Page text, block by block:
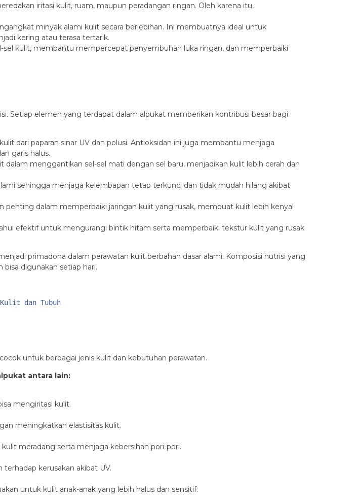
iritasi kulit, ruam, maupun peradangan ringan. Oleh karena itu,
minyak alami kulit secara berlebihan. Ini membuatnya ideal untuk
kering atau terasa tertarik.
kulit, membantu mempercepat penyembuhan luka ringan, dan memperbaiki
Setiap elemen yang terdapat dalam alpukat memberikan kontribusi besar bagi
dari paparan sinar UV dan polusi. Antioksidan ini juga membantu menjaga
garis halus.
menggantikan sel-sel mati dengan sel baru, menjadikan kulit lebih cerah dan
sehingga menjaga kelembapan tetap terkunci dan tidak mudah hilang akibat
penting dalam memperbaiki jaringan kulit yang rusak, membuat kulit lebih kenyal
efektif untuk mengurangi bintik hitam serta memperbaiki tekstur kulit yang rusak
primadona dalam perawatan kulit berbahan dasar alami. Komposisi nutrisi yang
digunakan setiap hari.
dan Tubuh
untuk berbagai jenis kulit dan kebutuhan perawatan.
antara lain:
mengiritasi kulit.
meningkatkan elastisitas kulit.
meradang serta menjaga kebersihan pori-pori.
kerusakan akibat UV.
untuk kulit anak-anak yang lebih halus dan sensitif.